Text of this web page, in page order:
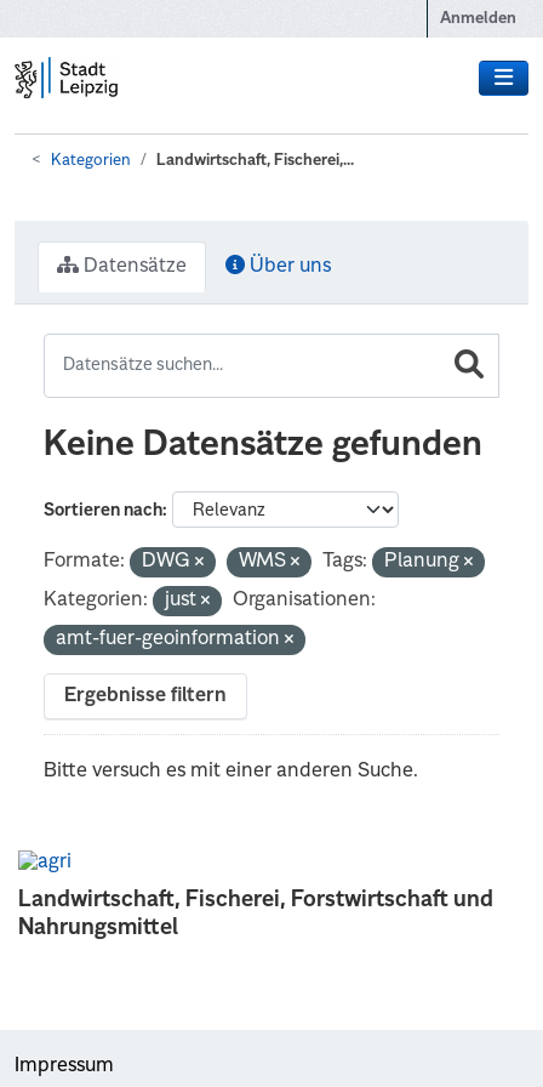
Anmelden
Kategorien Landwirtschaft, Fischerei,...
Landwirtschaft, Fischerei, Forstwirtschaft und
Nahrungsmittel
Datensätze Über uns
Keine Datensätze gefunden
Sortieren nach
Formate: DWG WMS Tags:
Planung
Kategorien:
just
Organisationen:
amt-fuer-geoinformation
Ergebnisse filtern
Bitte versuch es mit einer anderen Suche.
Impressum